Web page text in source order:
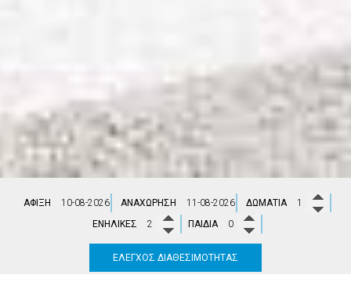
ΆΦΙΞΗ ΑΝΑΧΏΡΗΣΗ
ΔΩΜΆΤΙΑ
ΕΝΉΛΙΚΕΣ
ΠΑΙΔΙΆ
ΈΛΕΓΧΟΣ ΔΙΑΘΕΣΙΜΌΤΗΤΑΣ